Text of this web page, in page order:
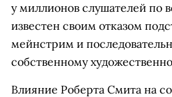
у миллионов слушателей по
известен своим отказом
мейнстрим и
собственному
Влияние Роберта Смита на